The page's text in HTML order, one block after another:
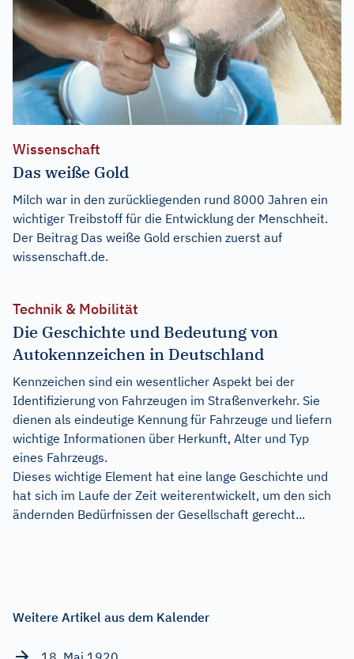
Wissenschaft
Das weiße Gold
Milch war in den zurückliegenden rund 8000 Jahren ein
wichtiger Treibstoff für die Entwicklung der Menschheit.
Der Beitrag Das weiße Gold erschien zuerst auf
wissenschaft.de.
Technik & Mobilität
Die Geschichte und Bedeutung von
Autokennzeichen in Deutschland
Kennzeichen sind ein wesentlicher Aspekt bei der
Identifizierung von Fahrzeugen im Straßenverkehr. Sie
dienen als eindeutige Kennung für Fahrzeuge und liefern
wichtige Informationen über Herkunft, Alter und Typ
eines Fahrzeugs.
Dieses wichtige Element hat eine lange Geschichte und
hat sich im Laufe der Zeit weiterentwickelt, um den sich
ändernden Bedürfnissen der Gesellschaft gerecht...
Weitere Artikel aus dem Kalender